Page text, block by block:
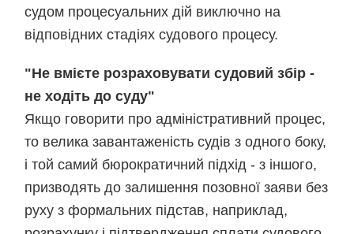
судом процесуальних дій виключно на
відповідних стадіях судового процесу.
"Не вмієте розраховувати судовий збір -
не ходіть до суду"
Якщо говорити про адміністративний процес,
то велика завантаженість судів з одного боку,
і той самий бюрократичний підхід - з іншого,
призводять до залишення позовної заяви без
руху з формальних підстав, наприклад,